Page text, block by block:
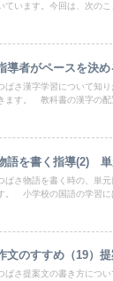
ています。今回は、次の
導者がペースを決
ばさ漢字学習について知
ます。 教科書の漢字の
語を書く指導(2) 単
ばさ物語を書く時の、単
。 小学校の国語の学習に
文のすすめ（19）
ばさ提案文の書き方につ